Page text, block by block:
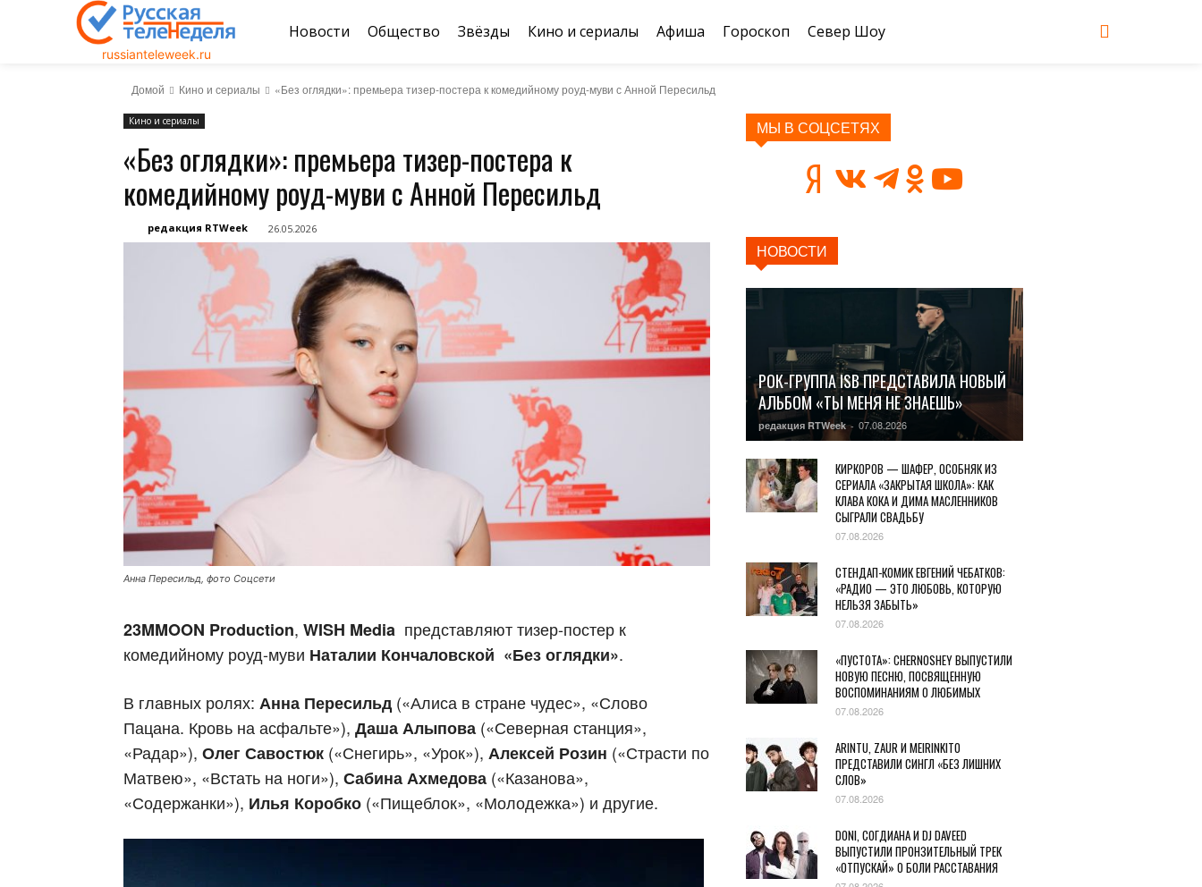
russianteleweek.ru
Новости Общество Звёзды Кино и сериалы Афиша Гороскоп Север Шоу
Домой Кино и сериалы «Без оглядки»: премьера тизер-постера к комедийному роуд-муви с Анной Пересильд
Кино и сериалы
«Без оглядки»: премьера тизер-постера к
комедийному роуд-муви с Анной Пересильд
редакция RTWeek 26.05.2026
Анна Пересильд, фото Соцсети
23MMOON Production, WISH Media представляют тизер-постер к
комедийному роуд-муви Наталии Кончаловской «Без оглядки».
В главных ролях: Анна Пересильд («Алиса в стране чудес», «Слово
Пацана. Кровь на асфальте»), Даша Алыпова («Северная станция»,
«Радар»), Олег Савостюк («Снегирь», «Урок»), Алексей Розин («Страсти по
Матвею», «Встать на ноги»), Сабина Ахмедова («Казанова»,
«Содержанки»), Илья Коробко («Пищеблок», «Молодежка») и другие.
МЫ В СОЦСЕТЯХ
НОВОСТИ
РОК-ГРУППА ISB ПРЕДСТАВИЛА НОВЫЙ
АЛЬБОМ «ТЫ МЕНЯ НЕ ЗНАЕШЬ»
редакция RTWeek - 07.08.2026
КИРКОРОВ — ШАФЕР, ОСОБНЯК ИЗ
СЕРИАЛА «ЗАКРЫТАЯ ШКОЛА»: КАК
КЛАВА КОКА И ДИМА МАСЛЕННИКОВ
СЫГРАЛИ СВАДЬБУ
07.08.2026
СТЕНДАП-КОМИК ЕВГЕНИЙ ЧЕБАТКОВ:
«РАДИО — ЭТО ЛЮБОВЬ, КОТОРУЮ
НЕЛЬЗЯ ЗАБЫТЬ»
07.08.2026
«ПУСТОТА»: CHERNOSHEY ВЫПУСТИЛИ
НОВУЮ ПЕСНЮ, ПОСВЯЩЕННУЮ
ВОСПОМИНАНИЯМ О ЛЮБИМЫХ
07.08.2026
ARINTU, ZAUR И MEIRINKITO
ПРЕДСТАВИЛИ СИНГЛ «БЕЗ ЛИШНИХ
СЛОВ»
07.08.2026
DONI, СОГДИАНА И DJ DAVEED
ВЫПУСТИЛИ ПРОНЗИТЕЛЬНЫЙ ТРЕК
«ОТПУСКАЙ» О БОЛИ РАССТАВАНИЯ